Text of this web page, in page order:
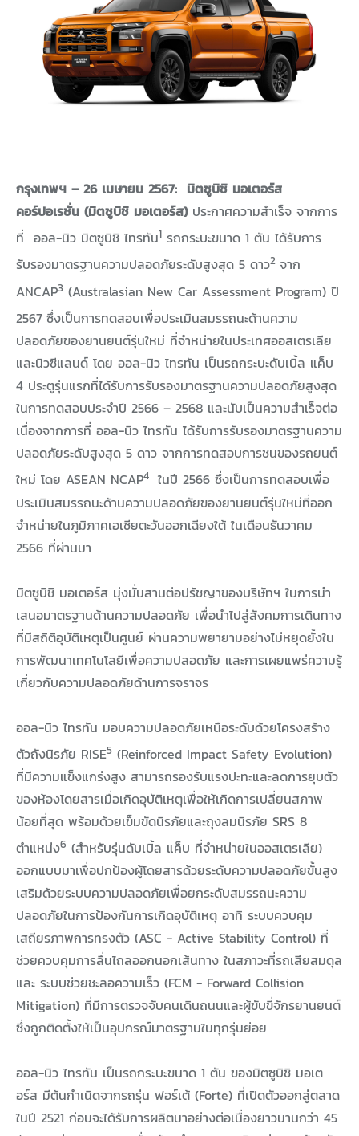
กรุงเทพฯ – 26 เมษายน 2567: มิตซูบิชิ มอเตอร์ส
คอร์ปอเรชั่น (มิตซูบิชิ มอเตอร์ส)ประกาศความสำเร็จ จากการ
ที่ ออล-นิว มิตซูบิชิ ไทรทัน1 รถกระบะขนาด 1 ตัน ได้รับการ
รับรองมาตรฐานความปลอดภัยระดับสูงสุด 5 ดาว2 จาก
ANCAP3 (Australasian New Car Assessment Program) ปี
2567 ซึ่งเป็นการทดสอบเพื่อประเมินสมรรถนะด้านความ
ปลอดภัยของยานยนต์รุ่นใหม่ ที่จำหน่ายในประเทศออสเตรเลีย
และนิวซีแลนด์ โดย ออล-นิว ไทรทัน เป็นรถกระบะดับเบิ้ล แค็บ
4 ประตูรุ่นแรกที่ได้รับการรับรองมาตรฐานความปลอดภัยสูงสุด
ในการทดสอบประจำปี 2566 – 2568 และนับเป็นความสำเร็จต่อ
เนื่องจากการที่ ออล-นิว ไทรทัน ได้รับการรับรองมาตรฐานความ
ปลอดภัยระดับสูงสุด 5 ดาว จากการทดสอบการชนของรถยนต์
ใหม่ โดย ASEAN NCAP4 ในปี 2566 ซึ่งเป็นการทดสอบเพื่อ
ประเมินสมรรถนะด้านความปลอดภัยของยานยนต์รุ่นใหม่ที่ออก
จำหน่ายในภูมิภาคเอเชียตะวันออกเฉียงใต้ ในเดือนธันวาคม
2566 ที่ผ่านมา
มิตซูบิชิ มอเตอร์ส มุ่งมั่นสานต่อปรัชญาของบริษัทฯ ในการนำ
เสนอมาตรฐานด้านความปลอดภัย เพื่อนำไปสู่สังคมการเดินทาง
ที่มีสถิติอุบัติเหตุเป็นศูนย์ ผ่านความพยายามอย่างไม่หยุดยั้งใน
การพัฒนาเทคโนโลยีเพื่อความปลอดภัย และการเผยแพร่ความรู้
เกี่ยวกับความปลอดภัยด้านการจราจร
ออล-นิว ไทรทัน มอบความปลอดภัยเหนือระดับด้วยโครงสร้าง
ตัวถังนิรภัย RISE5 (Reinforced Impact Safety Evolution)
ที่มีความแข็งแกร่งสูง สามารถรองรับแรงปะทะและลดการยุบตัว
ของห้องโดยสารเมื่อเกิดอุบัติเหตุเพื่อให้เกิดการเปลี่ยนสภาพ
น้อยที่สุด พร้อมด้วยเข็มขัดนิรภัยและถุงลมนิรภัย SRS 8
ตำแหน่ง6 (สำหรับรุ่นดับเบิ้ล แค็บ ที่จำหน่ายในออสเตรเลีย)
ออกแบบมาเพื่อปกป้องผู้โดยสารด้วยระดับความปลอดภัยขั้นสูง
เสริมด้วยระบบความปลอดภัยเพื่อยกระดับสมรรถนะความ
ปลอดภัยในการป้องกันการเกิดอุบัติเหตุ อาทิ ระบบควบคุม
เสถียรภาพการทรงตัว (ASC - Active Stability Control) ที่
ช่วยควบคุมการลื่นไถลออกนอกเส้นทาง ในสภาวะที่รถเสียสมดุล
และ ระบบช่วยชะลอความเร็ว (FCM - Forward Collision
Mitigation) ที่มีการตรวจจับคนเดินถนนและผู้ขับขี่จักรยานยนต์
ซึ่งถูกติดตั้งให้เป็นอุปกรณ์มาตรฐานในทุกรุ่นย่อย
ออล-นิว ไทรทัน เป็นรถกระบะขนาด 1 ตัน ของมิตซูบิชิ มอเต
อร์ส มีต้นกำเนิดจากรถรุ่น ฟอร์เต้ (Forte) ที่เปิดตัวออกสู่ตลาด
ในปี 2521 ก่อนจะได้รับการผลิตมาอย่างต่อเนื่องยาวนานกว่า 45